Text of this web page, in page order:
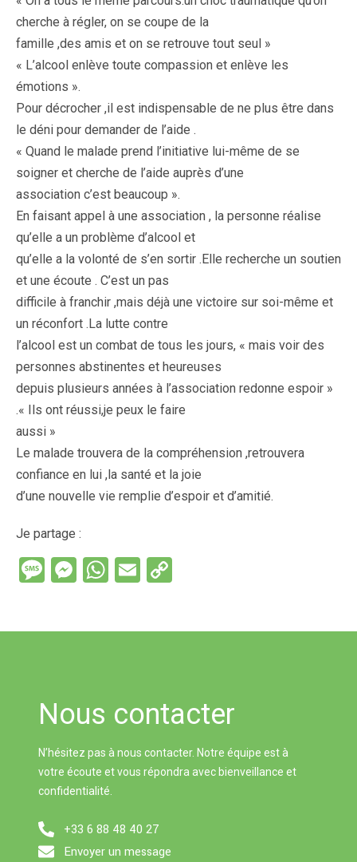
cherche à régler, on se coupe de la
famille ,des amis et on se retrouve tout seul »
« L’alcool enlève toute compassion et enlève les
émotions ».
Pour décrocher ,il est indispensable de ne plus être dans
le déni pour demander de l’aide .
« Quand le malade prend l’initiative lui-même de se
soigner et cherche de l’aide auprès d’une
association c’est beaucoup ».
En faisant appel à une association , la personne réalise
qu’elle a un problème d’alcool et
qu’elle a la volonté de s’en sortir .Elle recherche un soutien
et une écoute . C’est un pas
difficile à franchir ,mais déjà une victoire sur soi-même et
un réconfort .La lutte contre
l’alcool est un combat de tous les jours, « mais voir des
personnes abstinentes et heureuses
depuis plusieurs années à l’association redonne espoir »
.« Ils ont réussi,je peux le faire
aussi »
Le malade trouvera de la compréhension ,retrouvera
confiance en lui ,la santé et la joie
d’une nouvelle vie remplie d’espoir et d’amitié.
Je partage :
M
e
M
W
p
E
Nous contacter
N’hésitez pas à nous contacter. Notre équipe est à
votre écoute et vous répondra avec bienveillance et
confidentialité.
+33 6 88 48 40 27
Envoyer un message